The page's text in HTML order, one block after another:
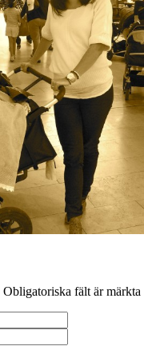
Obligatoriska fält är märkta